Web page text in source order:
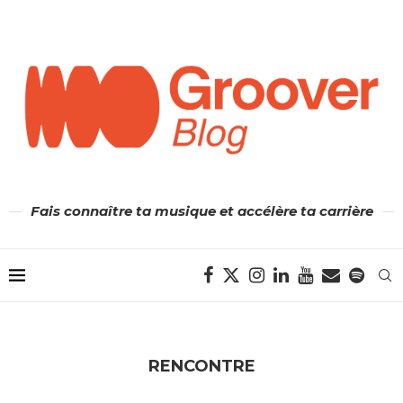
Fais connaître ta musique et accélère ta carrière
RENCONTRE